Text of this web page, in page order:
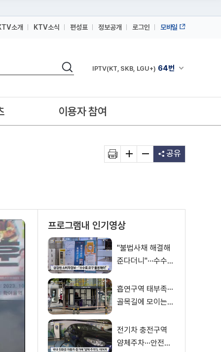
소개 KTV소식 편성표 정보공개 로그인 모바일
검색 채널안내 펼쳐
IPTV(KT, SKB, LGU+) 64번
IPTV(KT, SKB, LGU+)
이용자 참여
공유
프로그램내 인기영상
"불법사채 해결해
준다더니"···수수료
흡연구역 태부족···
골목길에 모이는
전기차 충전구역
얌체주차···안전신